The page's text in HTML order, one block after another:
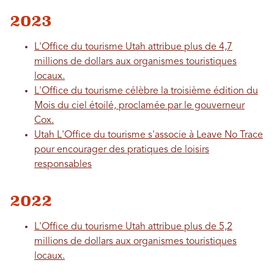
2023
L'Office du tourisme Utah attribue plus de 4,7
millions de dollars aux organismes touristiques
locaux.
L'Office du tourisme célèbre la troisième édition du
Mois du ciel étoilé, proclamée par le gouverneur
Cox.
Utah L'Office du tourisme s'associe à Leave No Trace
pour encourager des pratiques de loisirs
responsables
2022
L'Office du tourisme Utah attribue plus de 5,2
millions de dollars aux organismes touristiques
locaux.